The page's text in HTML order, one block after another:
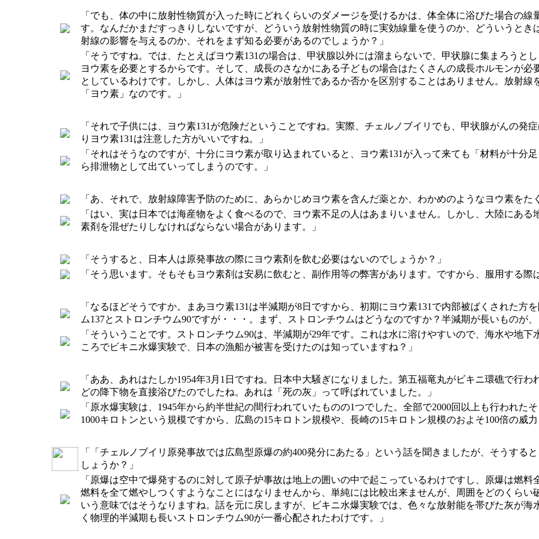
「でも、体の中に放射性物質が入った時にどれくらいのダメージを受けるかは、体全体に浴びた場合の
す。なんだかまだすっきりしないですが、どういう放射性物質の時に実効線量を使うのか、どういうと
射線の影響を与えるのか、それをまず知る必要があるのでしょうか？」
「そうですね。では、たとえばヨウ素131の場合は、甲状腺以外には溜まらないで、甲状腺に集まろうと
ヨウ素を必要とするからです。そして、成長のさなかにある子どもの場合はたくさんの成長ホルモンが
としているわけです。しかし、人体はヨウ素が放射性であるか否かを区別することはありません。放射
「ヨウ素」なのです。」
「それで子供には、ヨウ素131が危険だということですね。実際、チェルノブイリでも、甲状腺がんの発
りヨウ素131は注意した方がいいですね。」
「それはそうなのですが、十分にヨウ素が取り込まれていると、ヨウ素131が入って来ても「材料が十分
ら排泄物として出ていってしまうのです。」
「あ、それで、放射線障害予防のために、あらかじめヨウ素を含んだ薬とか、わかめのようなヨウ素を
「はい、実は日本では海産物をよく食べるので、ヨウ素不足の人はあまりいません。しかし、大陸にあ
素剤を混ぜたりしなければならない場合があります。」
「そうすると、日本人は原発事故の際にヨウ素剤を飲む必要はないのでしょうか？」
「そう思います。そもそもヨウ素剤は安易に飲むと、副作用等の弊害があります。ですから、服用する
「なるほどそうですか。まあヨウ素131は半減期が8日ですから、初期にヨウ素131で内部被ばくされた
ム137とストロンチウム90ですが・・・。まず、ストロンチウムはどうなのですか？半減期が長いものが
「そういうことです。ストロンチウム90は、半減期が29年です。これは水に溶けやすいので、海水や地
ころでビキニ水爆実験で、日本の漁船が被害を受けたのは知っていますね？」
「ああ、あれはたしか1954年3月1日ですね。日本中大騒ぎになりました。第五福竜丸がビキニ環礁で行
どの降下物を直接浴びたのでしたね。あれは「死の灰」って呼ばれていました。」
「原水爆実験は、1945年から約半世紀の間行われていたものの1つでした。全部で2000回以上も行われ
1000キロトンという規模ですから、広島の15キロトン規模や、長崎の15キロトン規模のおよそ100倍の威
「「チェルノブイリ原発事故では広島型原爆の約400発分にあたる」という話を聞きましたが、そうする
しょうか？」
「原爆は空中で爆発するのに対して原子炉事故は地上の囲いの中で起こっているわけですし、原爆は燃
燃料を全て燃やしつくすようなことにはなりませんから、単純には比較出来ませんが、周囲をどのくら
いう意味ではそうなりますね。話を元に戻しますが、ビキニ水爆実験では、色々な放射能を帯びた灰が
く物理的半減期も長いストロンチウム90が一番心配されたわけです。」